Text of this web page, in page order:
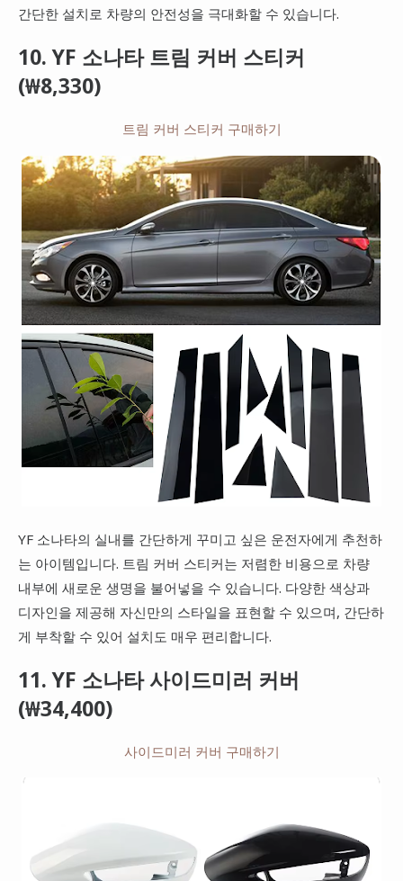
간단한 설치로 차량의 안전성을 극대화할 수 있습니다.
10. YF 소나타 트림 커버 스티커
(₩8,330)
트림 커버 스티커 구매하기
YF 소나타의 실내를 간단하게 꾸미고 싶은 운전자에게 추천하
는 아이템입니다. 트림 커버 스티커는 저렴한 비용으로 차량
내부에 새로운 생명을 불어넣을 수 있습니다. 다양한 색상과
디자인을 제공해 자신만의 스타일을 표현할 수 있으며, 간단하
게 부착할 수 있어 설치도 매우 편리합니다.
11. YF 소나타 사이드미러 커버
(₩34,400)
사이드미러 커버 구매하기